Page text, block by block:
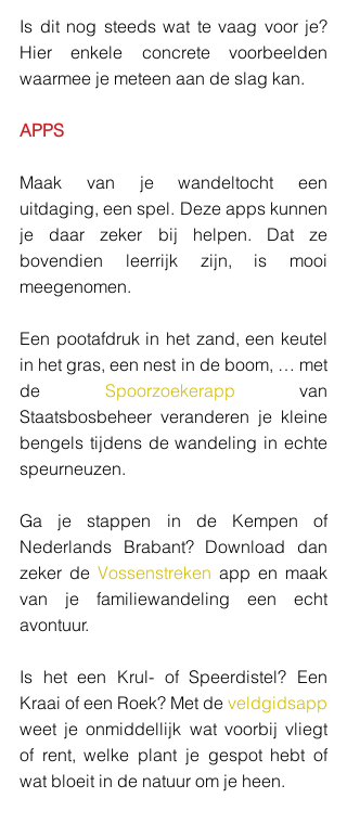
Is dit nog steeds wat te vaag voor je?
Hier enkele concrete voorbeelden
waarmee je meteen aan de slag kan.
APPS
Maak van je wandeltocht een
uitdaging, een spel. Deze apps kunnen
je daar zeker bij helpen. Dat ze
bovendien leerrijk zijn, is mooi
meegenomen.
Een pootafdruk in het zand, een keutel
in het gras, een nest in de boom, … met
de Spoorzoekerapp van
Staatsbosbeheer veranderen je kleine
bengels tijdens de wandeling in echte
speurneuzen.
Ga je stappen in de Kempen of
Nederlands Brabant? Download dan
zeker de Vossenstreken app en maak
van je familiewandeling een echt
avontuur.
Is het een Krul- of Speerdistel? Een
Kraai of een Roek? Met de veldgidsapp
weet je onmiddellijk wat voorbij vliegt
of rent, welke plant je gespot hebt of
wat bloeit in de natuur om je heen.